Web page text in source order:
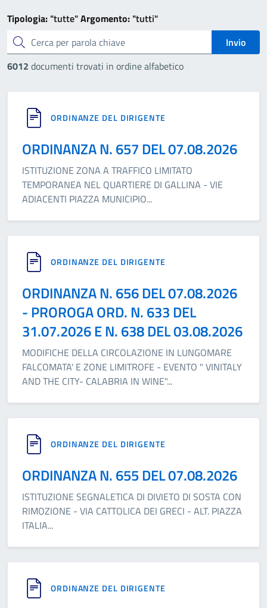
Tipologia: "tutte"Argomento: "tutti"
cerca
Invio
6012 documenti trovati in ordine alfabetico
ORDINANZE DEL DIRIGENTE
ORDINANZA N. 657 DEL 07.08.2026
ISTITUZIONE ZONA A TRAFFICO LIMITATO
TEMPORANEA NEL QUARTIERE DI GALLINA - VIE
ADIACENTI PIAZZA MUNICIPIO...
ORDINANZE DEL DIRIGENTE
ORDINANZA N. 656 DEL 07.08.2026
- PROROGA ORD. N. 633 DEL
31.07.2026 E N. 638 DEL 03.08.2026
MODIFICHE DELLA CIRCOLAZIONE IN LUNGOMARE
FALCOMATA' E ZONE LIMITROFE - EVENTO " VINITALY
AND THE CITY- CALABRIA IN WINE"...
ORDINANZE DEL DIRIGENTE
ORDINANZA N. 655 DEL 07.08.2026
ISTITUZIONE SEGNALETICA DI DIVIETO DI SOSTA CON
RIMOZIONE - VIA CATTOLICA DEI GRECI - ALT. PIAZZA
ITALIA...
ORDINANZE DEL DIRIGENTE